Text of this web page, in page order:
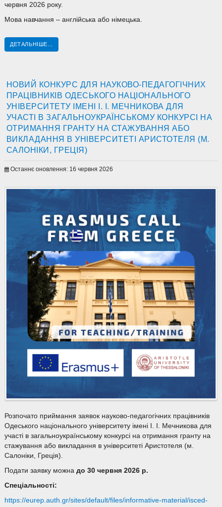
червня 2026 року.
Мова навчання – англійська або німецька.
ДЕТАЛЬНІШЕ...
НОВИЙ КОНКУРС ДЛЯ НАУКОВО-ПЕДАГОГІЧНИХ
ПРАЦІВНИКІВ ОДЕСЬКОГО НАЦІОНАЛЬНОГО
УНІВЕРСИТЕТУ ІМЕНІ І. І. МЕЧНИКОВА ДЛЯ
УЧАСТІ В ЗАГАЛЬНОУКРАЇНСЬКОМУ КОНКУРСІ НА
ОТРИМАННЯ ГРАНТУ НА СТАЖУВАННЯ АБО
ВИКЛАДАННЯ В УНІВЕРСИТЕТІ АРИСТОТЕЛЯ (М.
САЛОНІКИ, ГРЕЦІЯ)
Останнє оновлення: 16 червня 2026
Розпочато приймання заявок науково-педагогічних працівників
Одеського національного університету імені І. І. Мечникова для
участі в загальноукраїнському конкурсі на отримання гранту на
стажування або викладання в університеті Аристотеля (м.
Салоніки, Греція).
Подати заявку можна до 30 червня 2026р.
Спеціальності:
https://eurep.auth.gr/sites/default/files/informative-material/isced-